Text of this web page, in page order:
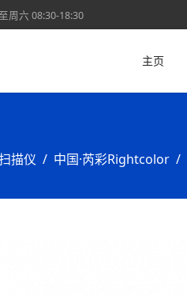
周六 08:30-18:30
主页
描仪 中国·芮彩Rightcolor